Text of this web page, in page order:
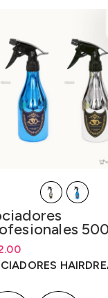
de precios: desde
S/12.00